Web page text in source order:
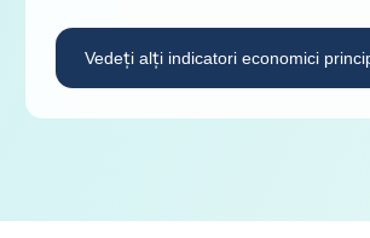
Vedeți alți indicatori economici